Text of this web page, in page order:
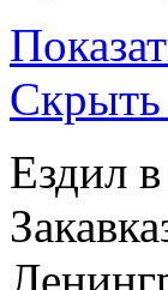
Скрыть
Ездил